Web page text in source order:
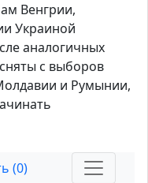
Венгрии,
Украиной
аналогичных
с выборов
и Румынии,
(0)